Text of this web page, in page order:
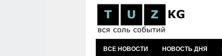
ВСЕ НОВОСТИ НОВОСТЬ ДНЯ